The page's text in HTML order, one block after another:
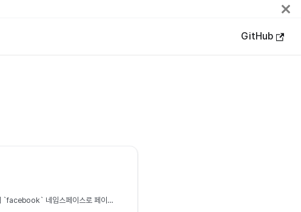
GitHub
nachocode SDK의 `facebook` 네임스페이스로 페이스북 네이티브 로그인 연동 및 사용자 데이터 조회, 로그인 상태 확인, 로그아웃 등 페이스북 인증 기능을 쉽게 구현할 수 있습니다.